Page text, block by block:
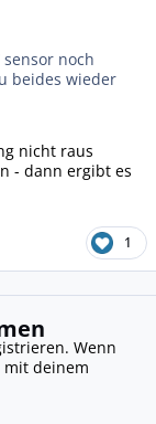
noch
beides wieder
nicht raus
- dann ergibt es
1
Wenn
mit deinem